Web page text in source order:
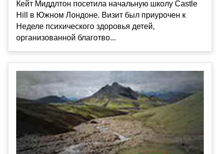
Кейт Миддлтон посетила начальную школу Castle
Hill в Южном Лондоне. Визит был приурочен к
Неделе психического здоровья детей,
организованной благотво...